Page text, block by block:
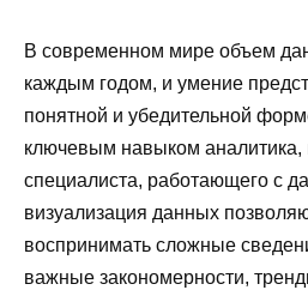
В современном мире объем
каждым годом, и умение
понятной и убедительной
ключевым навыком аналитика,
специалиста, работающего с
визуализация данных
воспринимать сложные
важные закономерности,